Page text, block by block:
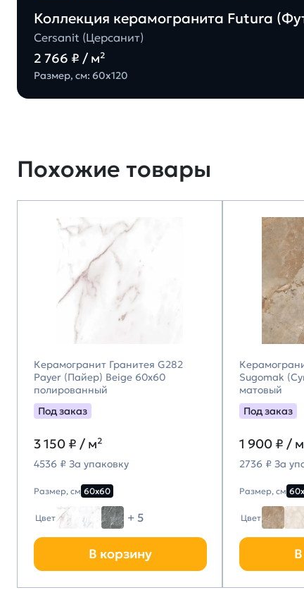
Коллекция керамогранита Futura
Cersanit (Церсанит)
2 766 ₽ / м²
Размер, см: 60х120
Похожие товары
Керамогранит Гранитея G282
Payer (Пайер) Beige 60х60
полированный
Под заказ
3 150 ₽ / м²
4536 ₽ За упаковку
Размер, см 60х60
Цвет + 5
В корзину
Sugomak
матовый
Под заказ
1 900 ₽ /
2736 ₽ За
Размер, см
Цвет